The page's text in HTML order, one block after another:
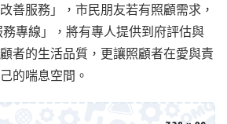
善服務」，市民朋友若有照顧需求，
專線」，將有專人提供到府評估與
者的生活品質，更讓照顧者在愛與責
的喘息空間。